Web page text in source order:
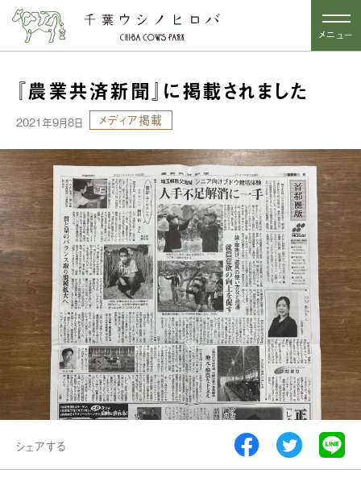
メニュー
『農業共済新聞』に掲載されました
2021年9月8日 メディア掲載
シェアする